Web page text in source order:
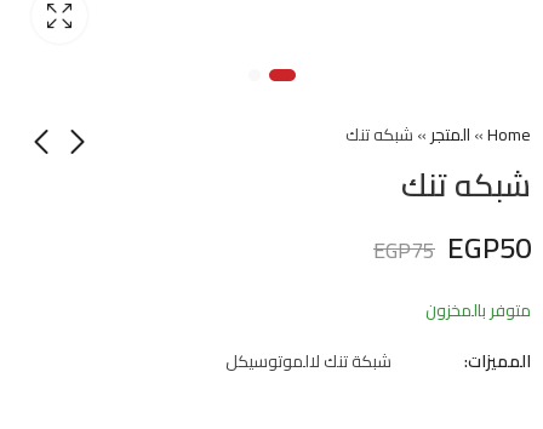
Home
»المتجر»شبكه تنك
شبكه تنك
EGP50
EGP75
متوفر بالمخزون
المميزات:
شبكة تنك لالموتوسيكل